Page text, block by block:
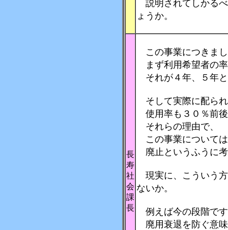
説明されてしかる
ょうか。
長
寿
社
会
課
長
この事業につきま
まず利用希望者の
それが４年、５年
そして実際に配ら
使用率も３０％前
それらの理由で、
この事業について
廃止というふうに
現実に、こういう
ないか。
例えば今の段階で
廃用衰退を防ぐ意